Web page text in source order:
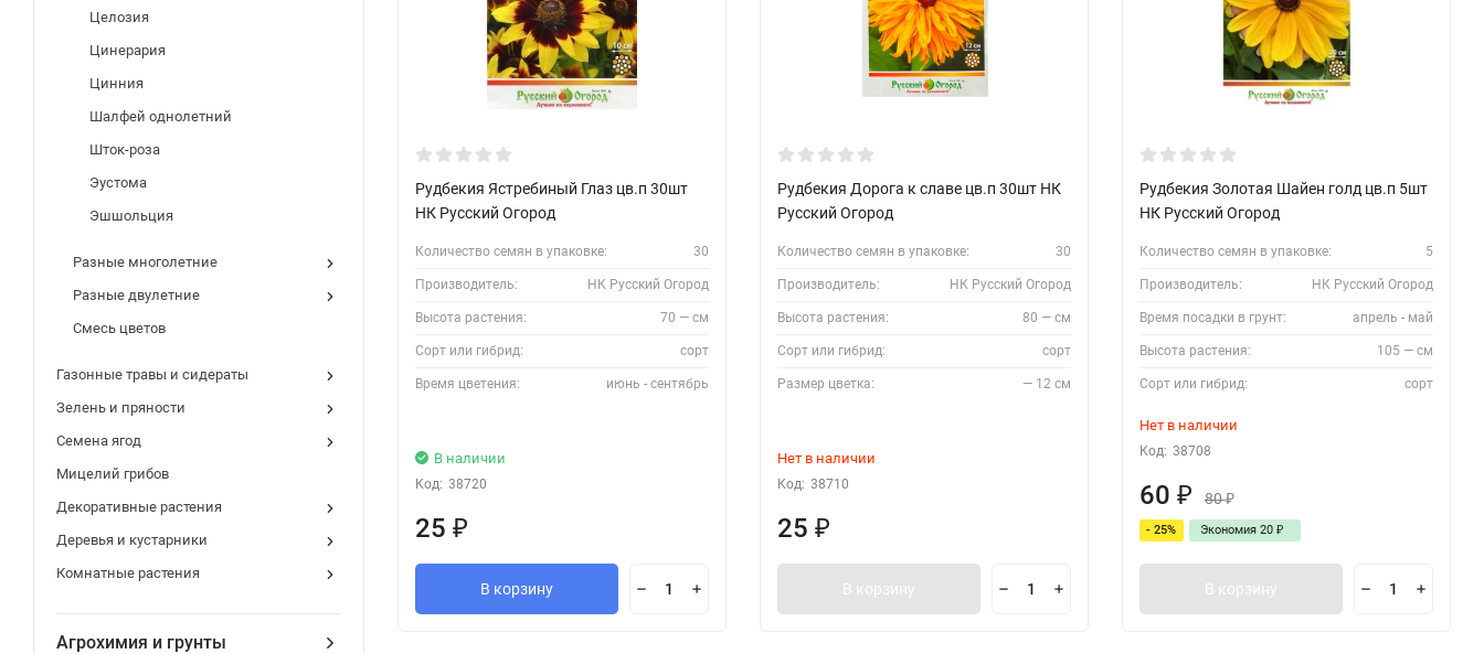
Целозия
Цинерария
Цинния
Шалфей однолетний
Шток-роза
Эустома
Эшшольция
Разные многолетние
Разные двулетние
Смесь цветов
Газонные травы и сидераты
Зелень и пряности
Семена ягод
Мицелий грибов
Декоративные растения
Деревья и кустарники
Комнатные растения
Агрохимия и грунты
Рудбекия Ястребиный Глаз цв.п 30шт
НК Русский Огород
Количество семян в упаковке: 30
Производитель: НК Русский Огород
Высота растения: 70 — см
Сорт или гибрид: сорт
Время цветения: июнь - сентябрь
В наличии
Код: 38720
25 ₽
В корзину
Рудбекия Дорога к славе цв.п 30шт НК
Русский Огород
Количество семян в упаковке: 30
Производитель: НК Русский Огород
Высота растения: 80 — см
Сорт или гибрид: сорт
Размер цветка: — 12 см
Нет в наличии
Код: 38710
25 ₽
В корзину
Рудбекия Золотая Шайен голд цв.п 5шт
НК Русский Огород
Количество семян в упаковке: 5
Производитель: НК Русский Огород
Время посадки в грунт: апрель - май
Высота растения: 105 — см
Сорт или гибрид: сорт
Нет в наличии
Код: 38708
60 ₽ 80₽
- 25% Экономия 20 ₽
В корзину